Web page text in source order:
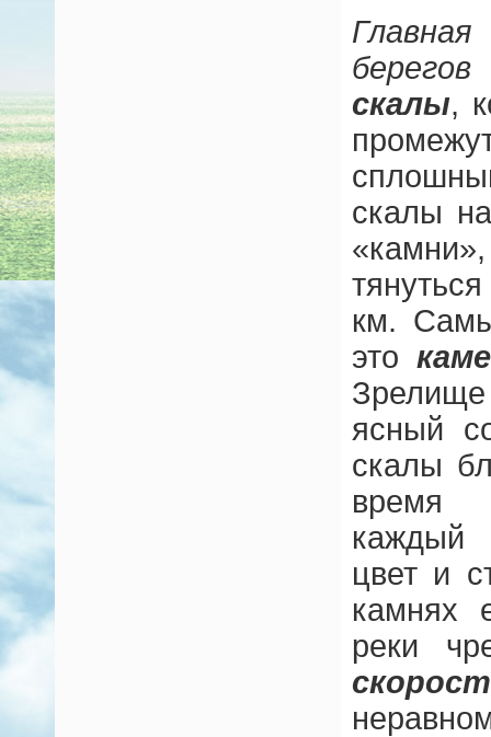
берегов
скалы,
скалы
км.
это
ясный
скалы
время
каждый
цвет и
камнях
реки